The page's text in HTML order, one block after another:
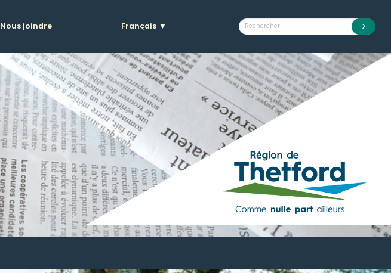
Nous joindre Français ▼